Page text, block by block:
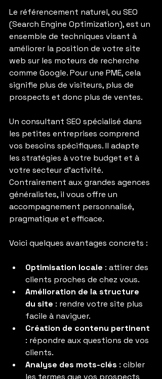
Le référencement naturel, ou SEO
(Search Engine Optimization), est un
ensemble de techniques visant à
améliorer la position de votre site
web sur les moteurs de recherche
comme Google. Pour une PME, cela
signifie plus de visiteurs, plus de
prospects et donc plus de ventes.
Un consultant SEO spécialisé dans
les petites entreprises comprend
vos besoins spécifiques. Il adapte
les stratégies à votre budget et à
votre secteur d’activité.
Contrairement aux grandes agences
généralistes, il vous offre un
accompagnement personnalisé,
pragmatique et efficace.
Voici quelques avantages concrets :
Optimisation locale : attirer des
clients proches de chez vous.
Amélioration de la structure
du site : rendre votre site plus
facile à naviguer.
Création de contenu pertinent
: répondre aux questions de vos
clients.
Analyse des mots-clés : cibler
les termes que vos prospects